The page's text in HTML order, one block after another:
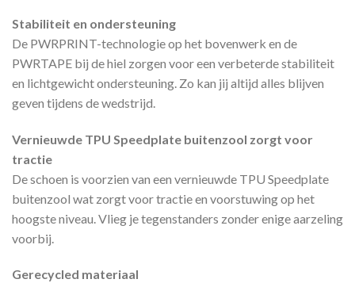
Stabiliteit en ondersteuning
De PWRPRINT-technologie op het bovenwerk en de
PWRTAPE bij de hiel zorgen voor een verbeterde stabiliteit
en lichtgewicht ondersteuning. Zo kan jij altijd alles blijven
geven tijdens de wedstrijd.
Vernieuwde TPU Speedplate buitenzool zorgt voor
tractie
De schoen is voorzien van een vernieuwde TPU Speedplate
buitenzool wat zorgt voor tractie en voorstuwing op het
hoogste niveau. Vlieg je tegenstanders zonder enige aarzeling
voorbij.
Gerecycled materiaal